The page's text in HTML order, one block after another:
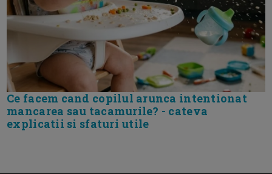
Ce facem cand copilul arunca intentionat
mancarea sau tacamurile? - cateva
explicatii si sfaturi utile